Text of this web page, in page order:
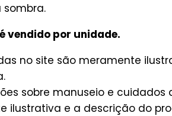
sombra.
vendido por unidade.
no site são meramente
sobre manuseio e
ilustrativa e a descrição do